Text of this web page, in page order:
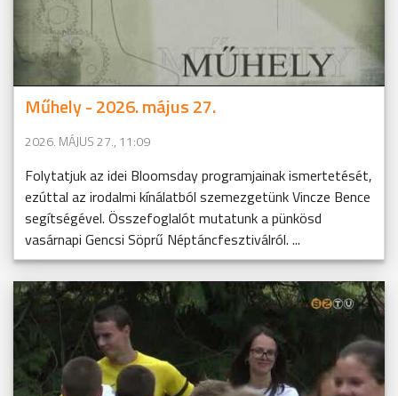
Műhely - 2026. május 27.
2026. MÁJUS 27., 11:09
Folytatjuk az idei Bloomsday programjainak ismertetését,
ezúttal az irodalmi kínálatból szemezgetünk Vincze Bence
segítségével. Összefoglalót mutatunk a pünkösd
vasárnapi Gencsi Söprű Néptáncfesztiválról. ...